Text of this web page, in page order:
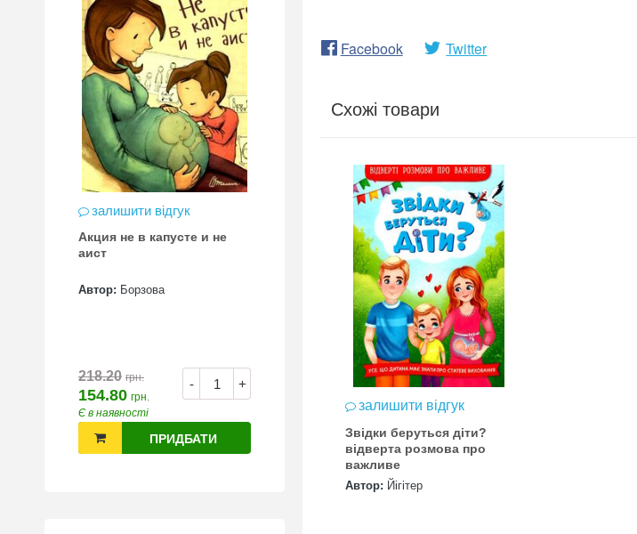
залишити відгук
Акция не в капусте и не
аист
Автор: Борзова
- +
218.20 грн.
154.80 грн.
Є в наявності
ПРИДБАТИ
Facebook Twitter
Схожі товари
залишити відгук
Звідки беруться діти?
відверта розмова про
важливе
Автор: Йігітер